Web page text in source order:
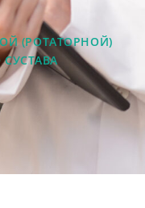
(РОТАТОРНОЙ)